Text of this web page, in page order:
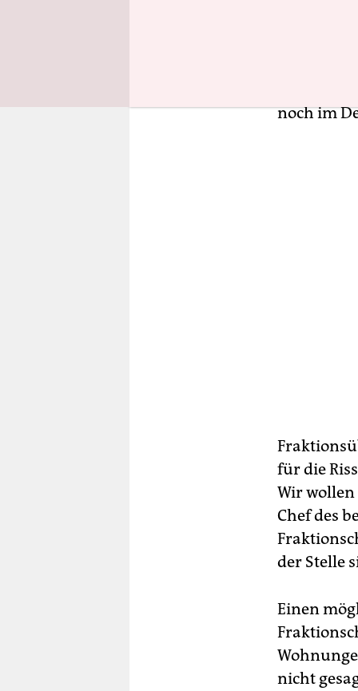
400
noch im
für die
Wir wollen
Chef des
der Stelle
Einen
nicht